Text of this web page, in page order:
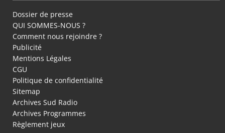
Dossier de presse
QUI SOMMES-NOUS ?
Comment nous rejoindre ?
Publicité
Mentions Légales
CGU
Politique de confidentialité
Sitemap
Archives Sud Radio
Archives Programmes
Règlement jeux